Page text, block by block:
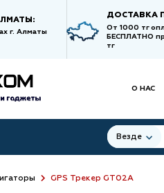
г. Алматы
ДОСТАВКА
От 1000 тг
БЕСПЛАТНО
тг
О НАС
Везде
GPS Трекер GT02A